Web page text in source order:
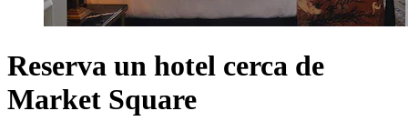
Reserva un hotel cerca de
Market Square